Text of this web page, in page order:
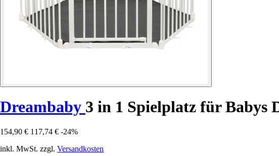
Dreambaby 3 in 1 Spielplatz für Babys
154,90 € 117,74 € -24%
inkl. MwSt. zzgl. Versandkosten